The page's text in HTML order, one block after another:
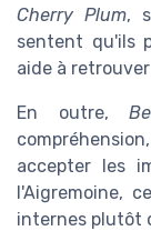
Cherry Plum,
sentent qu'ils
aide à
En outre,
accepter les
l'Aigremoine,
internes plutôt